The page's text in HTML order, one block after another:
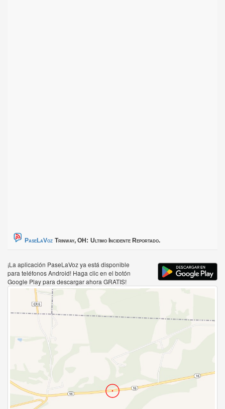
PaseLaVoz Trinway, OH: Ultimo Incidente Reportado.
¡La aplicación PaseLaVoz ya está disponible
para teléfonos Android! Haga clic en el botón
Google Play para descargar ahora GRATIS!